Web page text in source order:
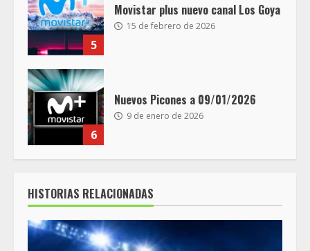
5
Movistar plus nuevo canal Los Goya
15 de febrero de 2026
6
Nuevos Picones a 09/01/2026
9 de enero de 2026
HISTORIAS RELACIONADAS